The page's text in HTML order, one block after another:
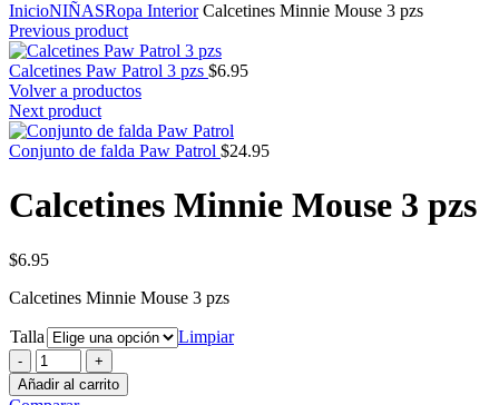
InicioNIÑASRopa InteriorCalcetines Minnie Mouse 3 pzs
Previous product
Calcetines Paw Patrol 3 pzs $6.95
Volver a productos
Next product
Conjunto de falda Paw Patrol $24.95
Calcetines Minnie Mouse 3 pzs
$6.95
Calcetines Minnie Mouse 3 pzs
Talla
Limpiar
Calcetines
Minnie
Mouse
Añadir al carrito